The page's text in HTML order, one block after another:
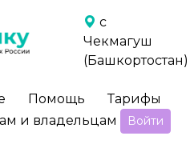
с
Чекмагуш
(Башкортостан)
Помощь
Тарифы
и владельцам
Войти